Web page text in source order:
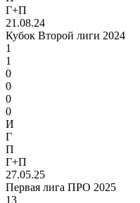
Г+П
21.08.24
Кубок Второй лиги 2024
1
1
0
0
0
0
И
Г
П
Г+П
27.05.25
Первая лига ПРО 2025
13